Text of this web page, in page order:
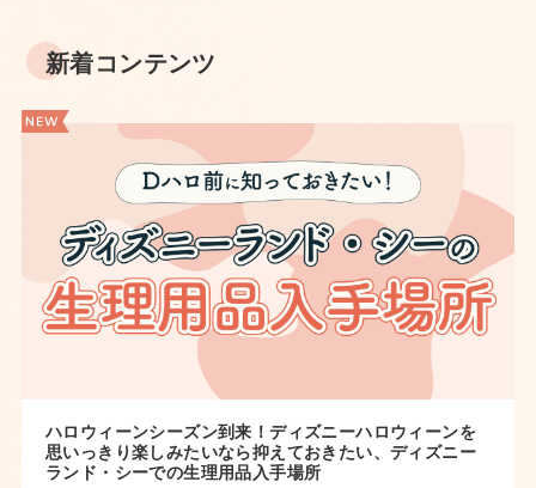
新着コンテンツ
ハロウィーンシーズン到来！ディズニーハロウィーンを
思いっきり楽しみたいなら抑えておきたい、ディズニー
ランド・シーでの生理用品入手場所